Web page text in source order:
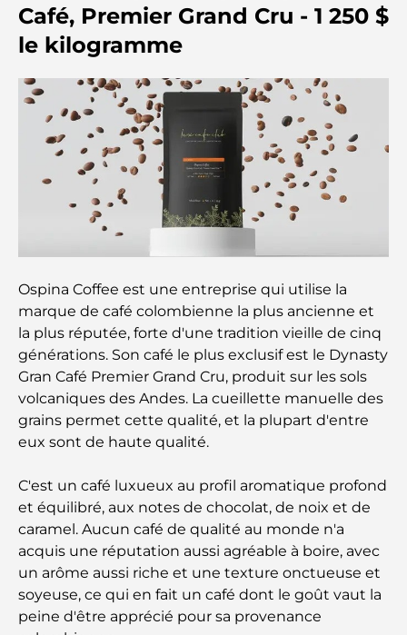
Les meilleures entreprises d'aménagement
paysager à Dubaï : Transformer vos espaces
extérieurs
Les meilleures entreprises de déménagement à
Dubaï : un guide complet
Palm Jebel Ali contre Palm Jumeirah : une
comparaison claire pour les acheteurs immobiliers
avisés
Découvrez Moon Island Dubai : votre guide ultime
À la découverte des sites historiques de Dubaï : un
voyage à travers le temps
Les 7 meilleurs restaurants de Dubai Creek
Harbour où dîner
Les meilleures écoles de Dubai Marina : un guide
adapté aux familles
Restaurants à Dubai Hills : Les meilleures adresses
gourmandes d’un quartier en pleine expansion
Les meilleurs parcours de golf de championnat à
Dubaï
Résidences en bord de mer à Dubaï : le luxe au
Café, Premier Grand Cru - 1 250 $
le kilogramme
Ospina Coffee est une entreprise qui utilise la
marque de café colombienne la plus ancienne et
la plus réputée, forte d'une tradition vieille de cinq
générations. Son café le plus exclusif est le Dynasty
Gran Café Premier Grand Cru, produit sur les sols
volcaniques des Andes. La cueillette manuelle des
grains permet cette qualité, et la plupart d'entre
eux sont de haute qualité.
C'est un café luxueux au profil aromatique profond
et équilibré, aux notes de chocolat, de noix et de
caramel. Aucun café de qualité au monde n'a
acquis une réputation aussi agréable à boire, avec
un arôme aussi riche et une texture onctueuse et
soyeuse, ce qui en fait un café dont le goût vaut la
peine d'être apprécié pour sa provenance